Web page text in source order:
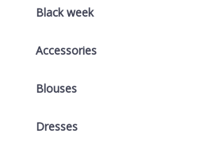
Black week
Accessories
Blouses
Dresses